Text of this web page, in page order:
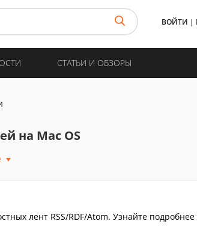
ВОЙТИ |
СТАТЬИ И ОБЗОРЫ
на Mac OS
лент RSS/RDF/Atom. Узнайте